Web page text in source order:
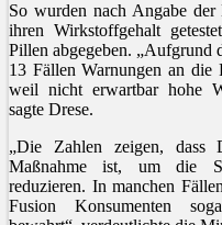
So wurden nach Angabe
ihren Wirkstoffgehalt
Pillen abgegeben. „Aufgrund
13 Fällen Warnungen an die
weil nicht erwartbar hohe
sagte Drese.
„Die Zahlen zeigen, dass
Maßnahme ist, um die
reduzieren. In manchen
Fusion Konsumenten